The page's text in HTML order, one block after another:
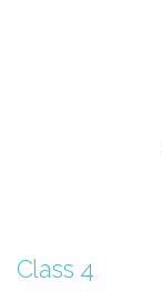
Class 4